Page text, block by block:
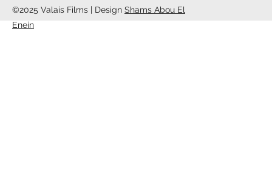
©2025 Valais Films | Design Shams Abou El
Enein